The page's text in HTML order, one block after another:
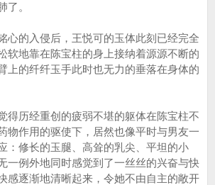
了。
的入侵后，王悦可的玉体此刻已经完全
软地靠在陈宝柱的身上接纳着源源不断的
上的纤纤玉手此时也无力的垂落在身体的
历经重创的疲弱不堪的躯体在陈宝柱不
物作用的驱使下，居然也像平时与男友一
：修长的玉腿、高耸的乳尖、平坦的小
一例外地同时感觉到了一丝丝的兴奋与快
感逐渐地清晰起来，令她不由自主的敞开